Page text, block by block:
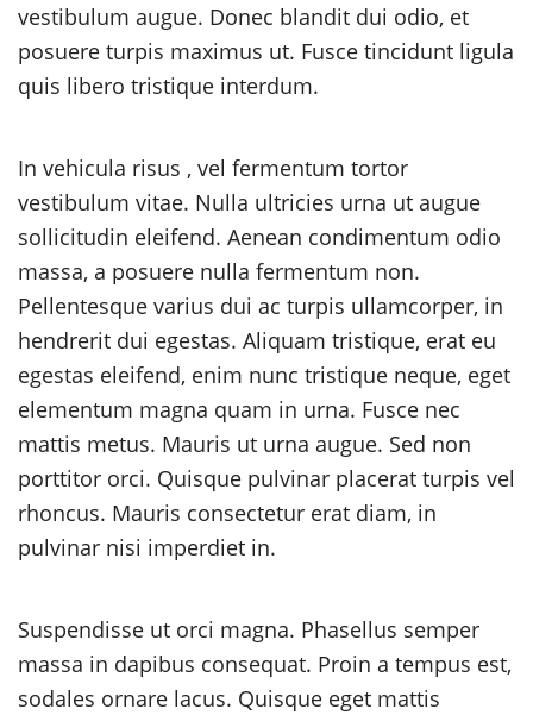
vestibulum augue. Donec blandit dui odio, et
posuere turpis maximus ut. Fusce tincidunt ligula
quis libero tristique interdum.
In vehicula risus , vel fermentum tortor
vestibulum vitae. Nulla ultricies urna ut augue
sollicitudin eleifend. Aenean condimentum odio
massa, a posuere nulla fermentum non.
Pellentesque varius dui ac turpis ullamcorper, in
hendrerit dui egestas. Aliquam tristique, erat eu
egestas eleifend, enim nunc tristique neque, eget
elementum magna quam in urna. Fusce nec
mattis metus. Mauris ut urna augue. Sed non
porttitor orci. Quisque pulvinar placerat turpis vel
rhoncus. Mauris consectetur erat diam, in
pulvinar nisi imperdiet in.
Suspendisse ut orci magna. Phasellus semper
massa in dapibus consequat. Proin a tempus est,
sodales ornare lacus. Quisque eget mattis